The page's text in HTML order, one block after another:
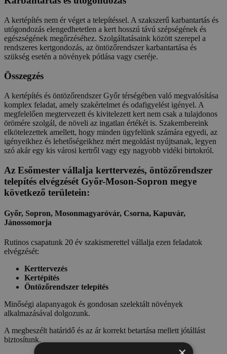
A kertépítés nem ér véget a telepítéssel. A szakszerű karbantartás és
utógondozás elengedhetetlen a kert hosszú távú szépségének és
egészségének megőrzéséhez. Szolgáltatásaink között szerepel a
rendszeres kertgondozás, az öntözőrendszer karbantartása és
szükség esetén a növények pótlása vagy cseréje.
Összegzés
A kertépítés és öntözőrendszer Győr térségében való megvalósítása
komplex feladat, amely szakértelmet és odafigyelést igényel. A
megfelelően megtervezett és kivitelezett kert nem csak a tulajdonos
örömére szolgál, de növeli az ingatlan értékét is. Szakembereink
elkötelezettek amellett, hogy minden ügyfelünk számára egyedi, az
igényeikhez és lehetőségeikhez mért megoldást nyújtsanak, legyen
szó akár egy kis városi kertről vagy egy nagyobb vidéki birtokról.
Az Esőmester vállalja kerttervezés, öntözőrendszer
telepítés elvégzését Győr-Moson-Sopron megye
következő területein:
Győr, Sopron, Mosonmagyaróvár, Csorna, Kapuvár,
Jánossomorja
Rutinos csapatunk 20 év szakismerettel vállalja ezen feladatok
elvégzését:
Kerttervezés
Kertépítés
Öntözőrendszer telepítés
Minőségi alapanyagok és gondosan szelektált növények
alkalmazásával dolgozunk.
A megbeszélt határidő és az ár korrekt betartása mellett jótállást
biztosítunk.